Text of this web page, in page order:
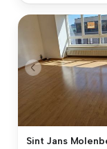
Sint Jans